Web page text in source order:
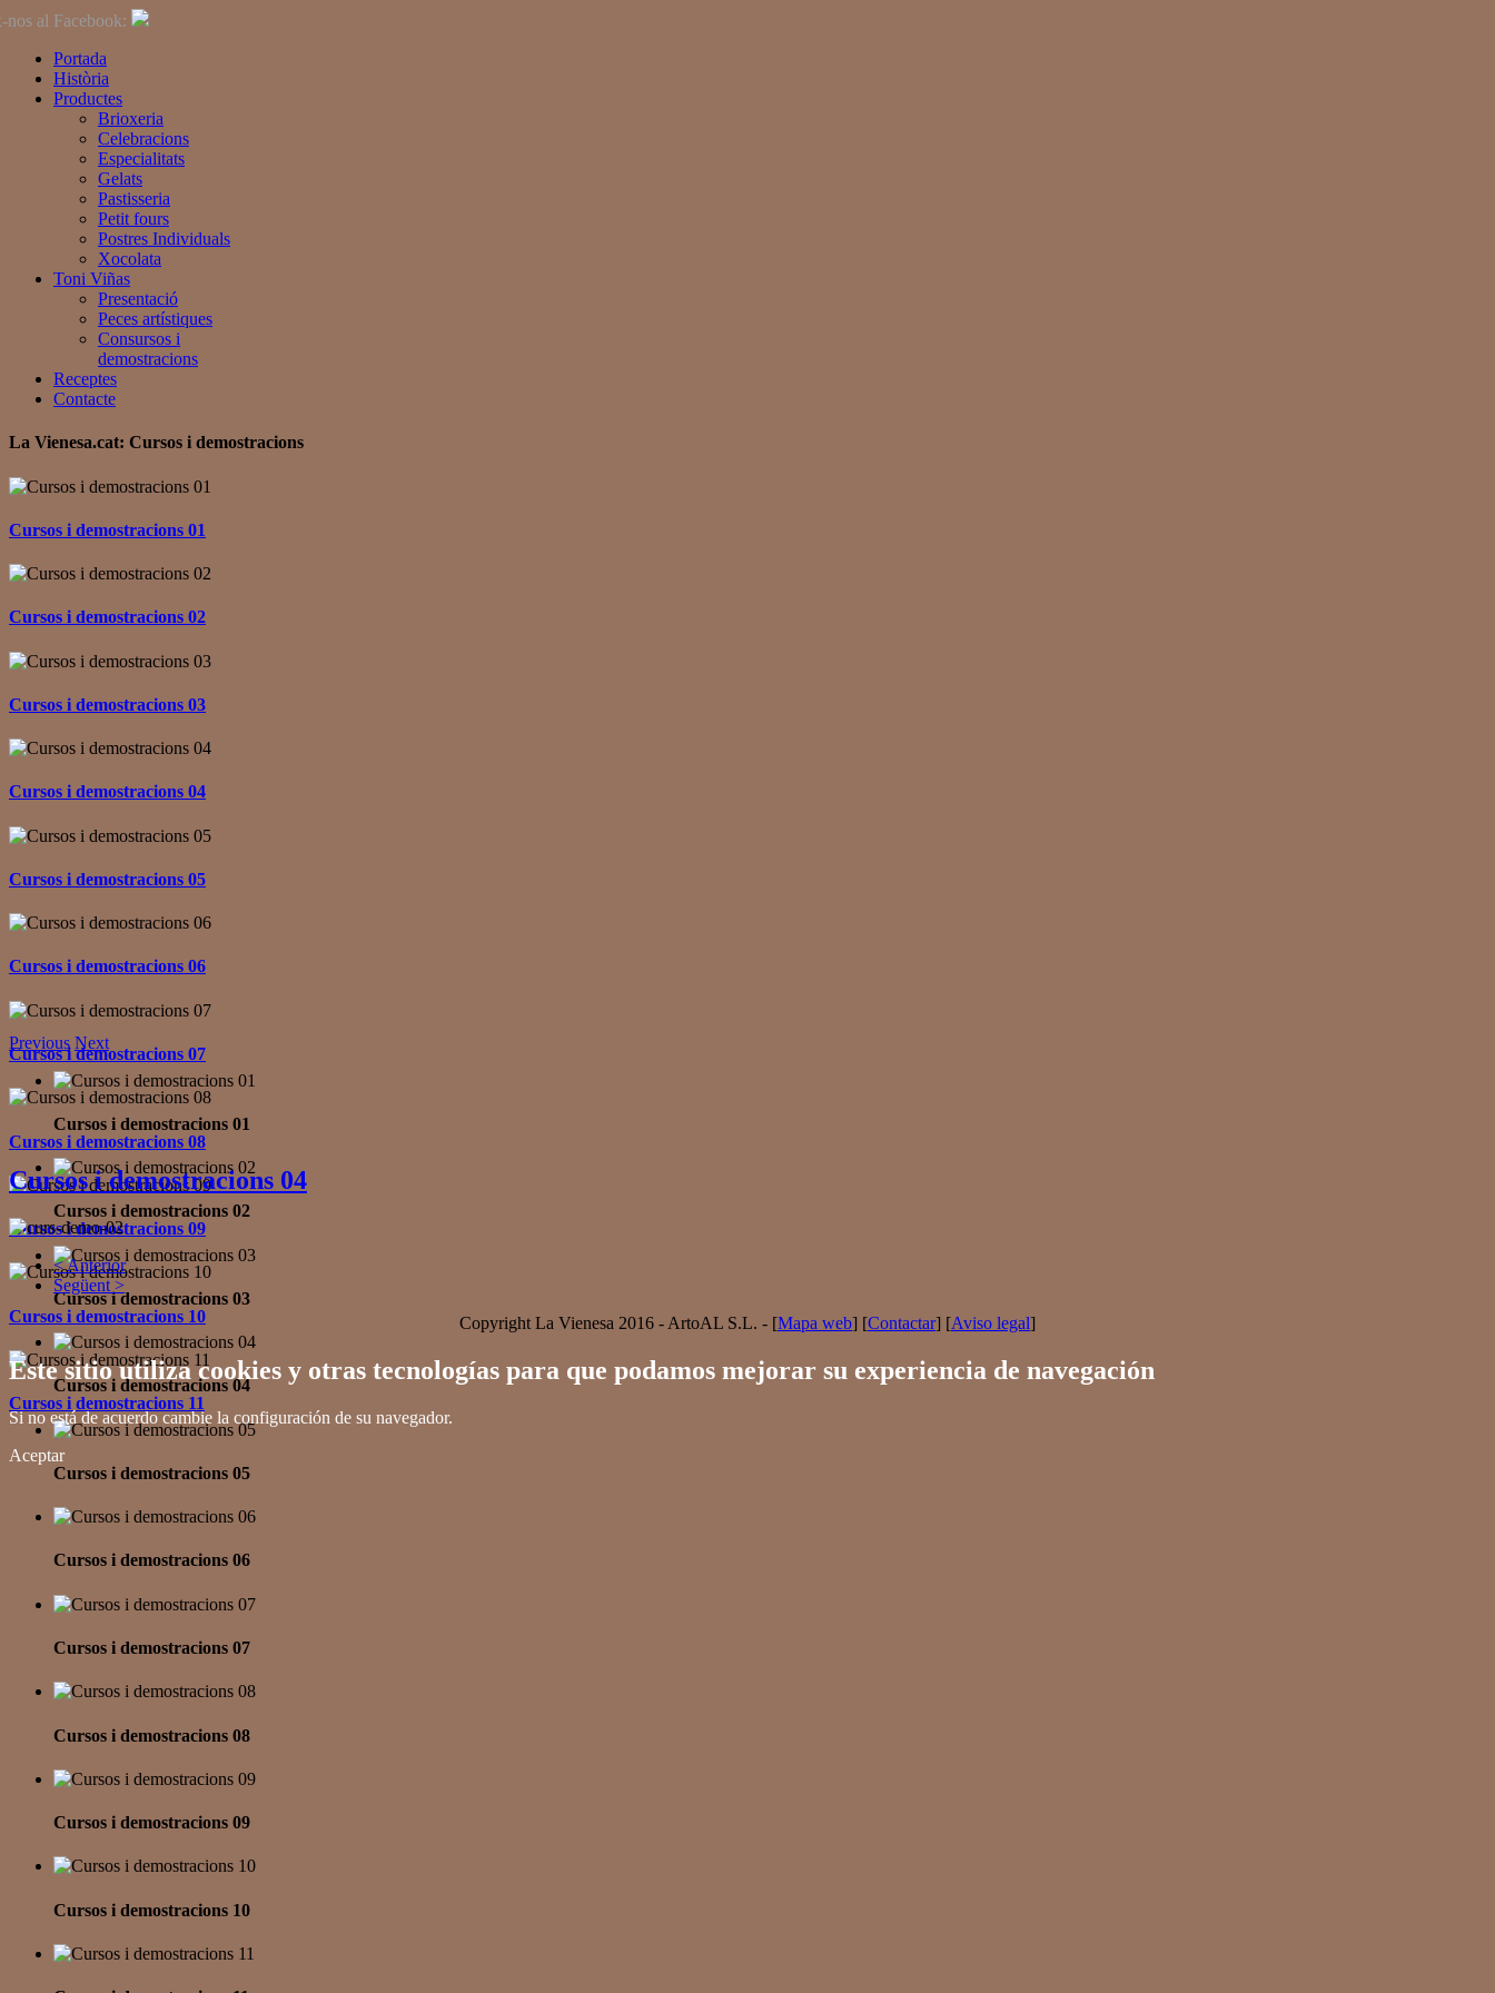
nos al Facebook:
Portada
Història
Productes
Brioxeria
Celebracions
Especialitats
Gelats
Pastisseria
Petit fours
Postres Individuals
Xocolata
Toni Viñas
Presentació
Peces artístiques
Consursos i
demostracions
Receptes
Contacte
La Vienesa.cat: Cursos i demostracions
Cursos i demostracions 01
Cursos i demostracions 02
Cursos i demostracions 03
Cursos i demostracions 04
Cursos i demostracions 05
Cursos i demostracions 06
Cursos i demostracions 07
Cursos i demostracions 08
Cursos i demostracions 09
Cursos i demostracions 10
Cursos i demostracions 11
Previous Next
Cursos i demostracions 01
Cursos i demostracions 02
Cursos i demostracions 03
Cursos i demostracions 04
Cursos i demostracions 05
Cursos i demostracions 06
Cursos i demostracions 07
Cursos i demostracions 08
Cursos i demostracions 09
Cursos i demostracions 10
Cursos i demostracions 04
< Anterior
Següent >
Copyright La Vienesa 2016 - ArtoAL S.L. - [Mapa web] [Contactar] [Aviso legal]
Este sitio utiliza cookies y otras tecnologías para que podamos mejorar su experiencia de navegación
Si no está de acuerdo cambie la configuración de su navegador.
Aceptar